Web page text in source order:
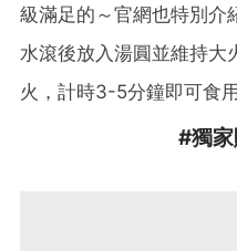
級滿足的～官網也特別介
水滾後放入湯圓並維持大
火，計時3-5分鐘即可食用
#獨